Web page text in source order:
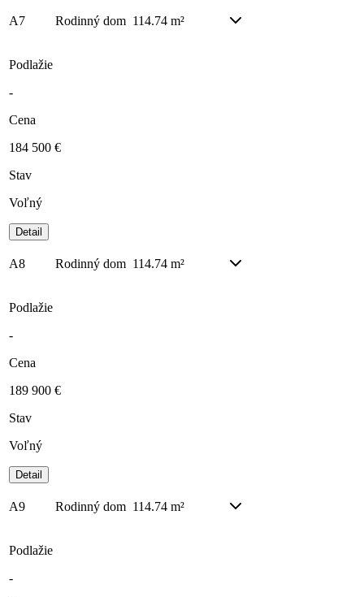
A7 Rodinný dom 114.74 m²
Podlažie
-
Cena
184 500 €
Stav
Voľný
Detail
A8 Rodinný dom 114.74 m²
Podlažie
-
Cena
189 900 €
Stav
Voľný
Detail
A9 Rodinný dom 114.74 m²
Podlažie
-